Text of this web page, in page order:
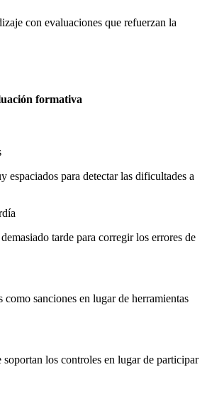
con evaluaciones que refuerzan la
formativa
espaciados para detectar las dificultades a
tarde para corregir los errores de
como sanciones en lugar de herramientas
soportan los controles en lugar de participar